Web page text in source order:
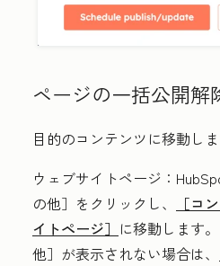
ページの一括公開解
目的のコンテンツに移動しま
ウェブサイトページ ：
の他］をクリックし、
［コ
イトページ］ に移動します
他］が表示されない場合は、